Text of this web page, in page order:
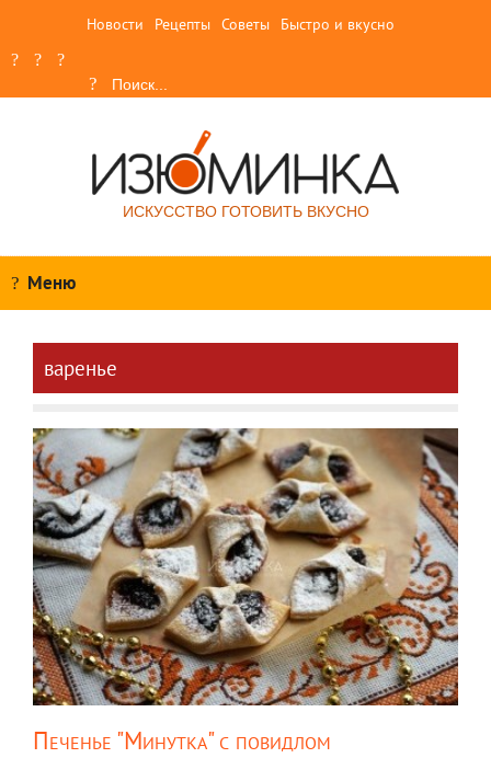
Новости Рецепты Советы Быстро и вкусно
ИСКУССТВО ГОТОВИТЬ ВКУСНО
Меню
варенье
Печенье "Минутка" с повидлом